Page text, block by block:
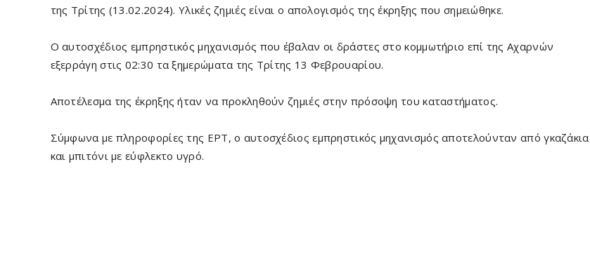
της Τρίτης (13.02.2024). Υλικές ζημιές είναι ο απολογισμός της έκρηξης που σημειώθηκε.
Ο αυτοσχέδιος εμπρηστικός μηχανισμός που έβαλαν οι δράστες στο κομμωτήριο επί της Αχαρνών
εξερράγη στις 02:30 τα ξημερώματα της Τρίτης 13 Φεβρουαρίου.
Αποτέλεσμα της έκρηξης ήταν να προκληθούν ζημιές στην πρόσοψη του καταστήματος.
Σύμφωνα με πληροφορίες της ΕΡΤ, ο αυτοσχέδιος εμπρηστικός μηχανισμός αποτελούνταν από γκαζάκια
και μπιτόνι με εύφλεκτο υγρό.